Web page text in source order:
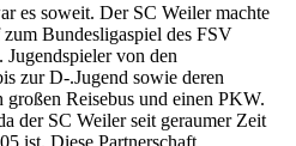
es soweit. Der SC Weiler machte
Bundesligaspiel des FSV
von den
zur D-.Jugend sowie deren
Reisebus und einen PKW.
der SC Weiler seit geraumer Zeit